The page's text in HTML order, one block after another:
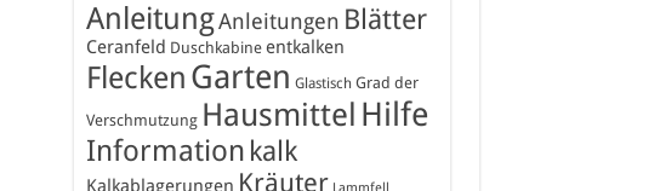
AnleitungAnleitungen Blätter
Ceranfeld Duschkabine entkalken
Flecken Garten Glastisch Grad der
Verschmutzung Hausmittel Hilfe
Information kalk
Kalkablagerungen Kräuter